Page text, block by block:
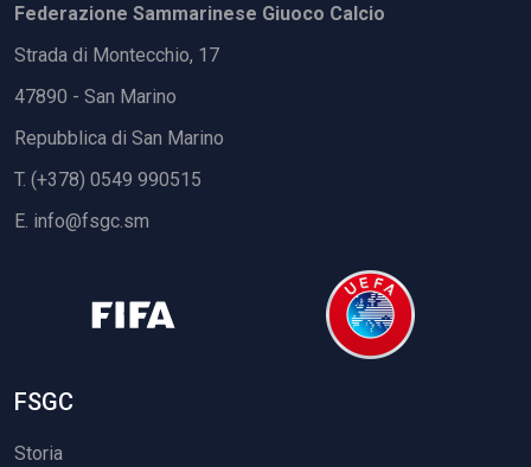
Federazione Sammarinese Giuoco Calcio
Strada di Montecchio, 17
47890 - San Marino
Repubblica di San Marino
T. (+378) 0549 990515
E. info@fsgc.sm
FSGC
Storia